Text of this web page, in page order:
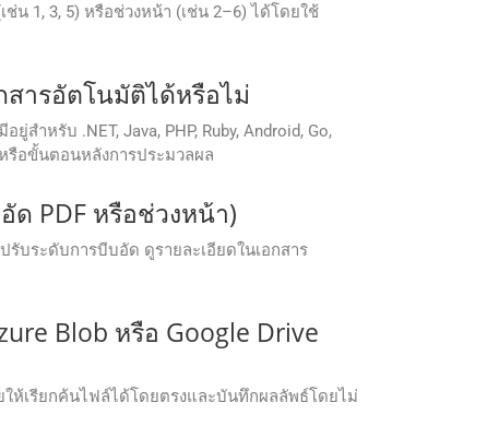
น 1, 3, 5) หรือช่วงหน้า (เช่น 2–6) ได้โดยใช้
สารอัตโนมัติได้หรือไม่
ำหรับ .NET, Java, PHP, Ruby, Android, Go,
รือขั้นตอนหลังการประมวลผล
PDF หรือช่วงหน้า)
บระดับการบีบอัด ดูรายละเอียดในเอกสาร
Blob หรือ Google Drive
ห้เรียกค้นไฟล์ได้โดยตรงและบันทึกผลลัพธ์โดยไม่